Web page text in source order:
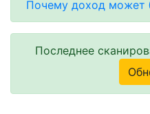
Почему доход может
Последнее